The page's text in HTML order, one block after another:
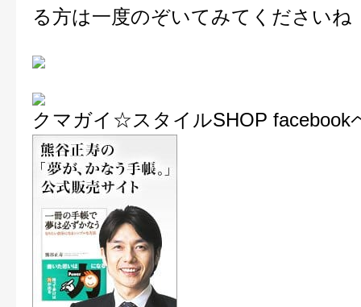
る方は一度のぞいてみてくださいね
クマガイ☆スタイルSHOP facebook